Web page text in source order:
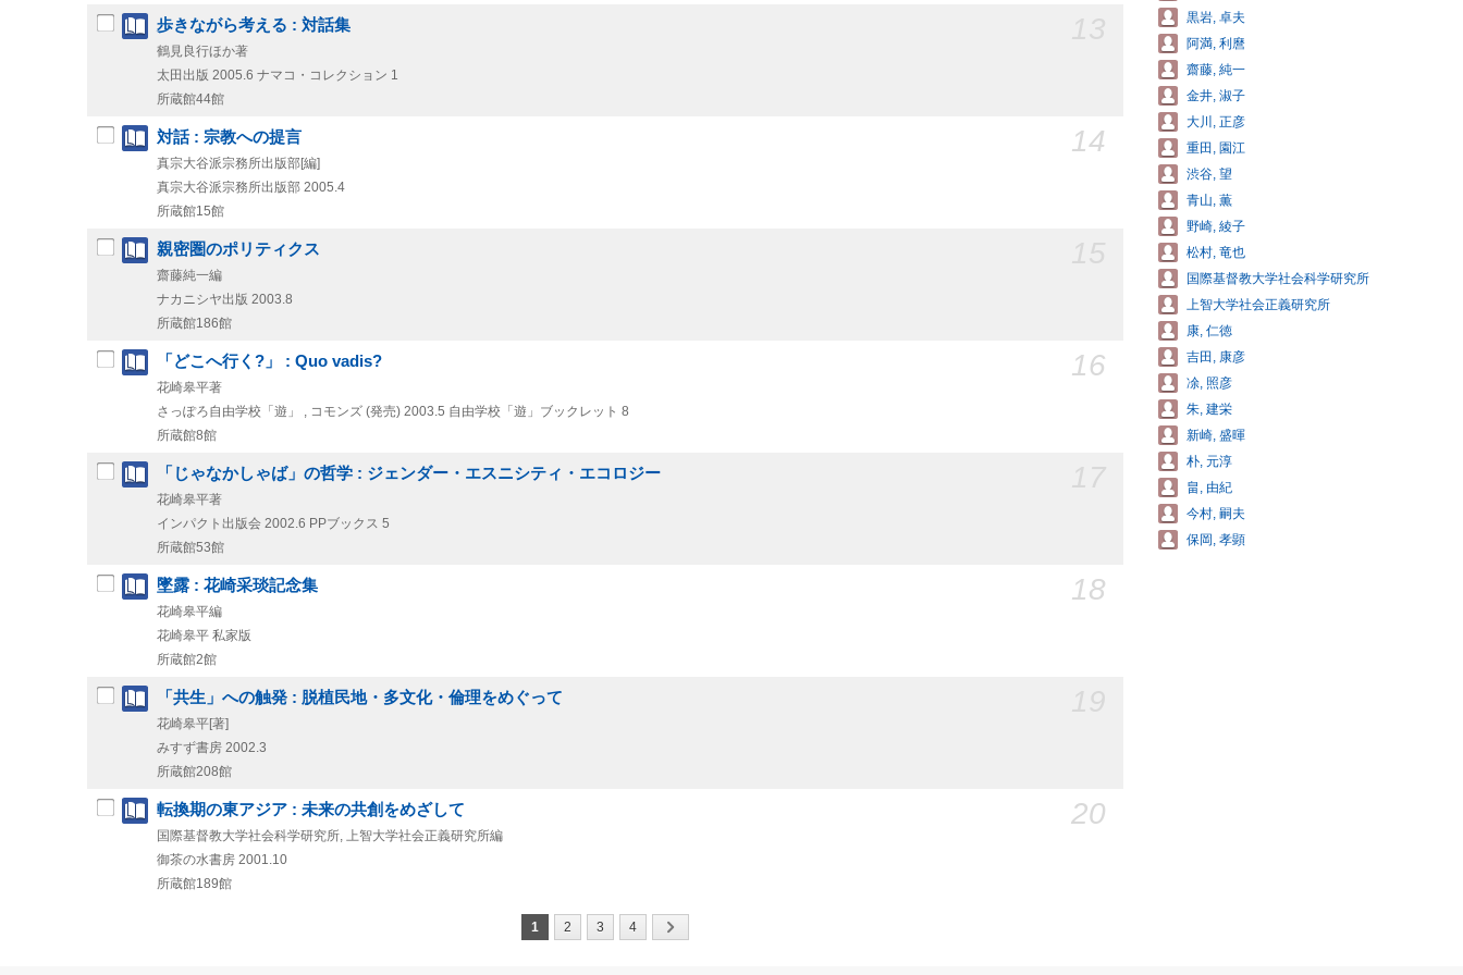
歩きながら考える : 対話集
鶴見良行ほか著
太田出版 2005.6 ナマコ・コレクション 1
所蔵館44館
14
対話 : 宗教への提言
真宗大谷派宗務所出版部[編]
真宗大谷派宗務所出版部 2005.4
所蔵館15館
親密圏のポリティクス
齋藤純一編
ナカニシヤ出版 2003.8
所蔵館186館
16
「どこへ行く?」 : Quo vadis?
花崎皋平著
さっぽろ自由学校「遊」 , コモンズ (発売) 2003.5 自由学校「遊」ブックレット 8
所蔵館8館
「じゃなかしゃば」の哲学 : ジェンダー・エスニシティ・エコロジー
花崎皋平著
インパクト出版会 2002.6 PPブックス 5
所蔵館53館
18
墜露 : 花崎采琰記念集
花崎皋平編
花崎皋平 私家版
所蔵館2館
「共生」への触発 : 脱植民地・多文化・倫理をめぐって
花崎皋平[著]
みすず書房 2002.3
所蔵館208館
20
転換期の東アジア : 未来の共創をめざして
国際基督教大学社会科学研究所, 上智大学社会正義研究所編
御茶の水書房 2001.10
所蔵館189館
1 2 3 4
黒岩, 卓夫
阿満, 利麿
齋藤, 純一
金井, 淑子
大川, 正彦
重田, 園江
渋谷, 望
青山, 薫
野崎, 綾子
松村, 竜也
国際基督教大学社会科学研究所
上智大学社会正義研究所
康, 仁徳
吉田, 康彦
凃, 照彦
朱, 建栄
新崎, 盛暉
朴, 元淳
畠, 由紀
今村, 嗣夫
保岡, 孝顕